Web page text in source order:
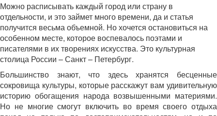
Можно расписывать каждый город или страну в
отдельности, и это займет много времени, да и статья
получится весьма объемной. Но хочется остановиться на
особенном месте, которое воспевалось поэтами и
писателями в их творениях искусства. Это культурная
столица России – Санкт – Петербург.
Большинство знают, что здесь хранятся бесценные
сокровища культуры, которые расскажут вам удивительную
историю обогащения народа возвышенными материями.
Но не многие смогут включить во время своего отдыха